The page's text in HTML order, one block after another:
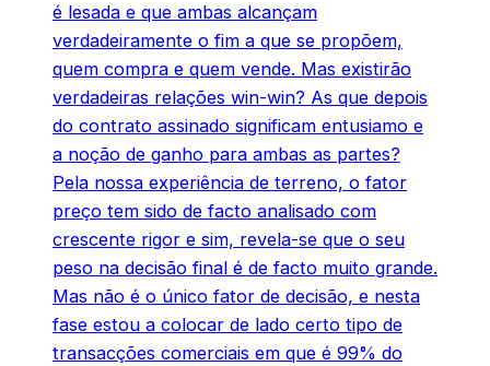
é lesada e que ambas alcançam
verdadeiramente o fim a que se propõem,
quem compra e quem vende. Mas existirão
verdadeiras relações win-win? As que depois
do contrato assinado significam entusiamo e
a noção de ganho para ambas as partes?
Pela nossa experiência de terreno, o fator
preço tem sido de facto analisado com
crescente rigor e sim, revela-se que o seu
peso na decisão final é de facto muito grande.
Mas não é o único fator de decisão, e nesta
fase estou a colocar de lado certo tipo de
transacções comerciais em que é 99% do